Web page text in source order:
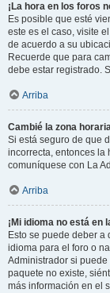
¡La hora en los foros
Es posible que esté
este es el caso, visite
de acuerdo a su
Recuerde que para
debe estar registrado.
Arriba
Cambié la zona
Si está seguro de que
incorrecta, entonces la
comuníquese con La
Arriba
¡Mi idioma no está en
Esto se puede deber
idioma para el foro o
Administrador si
paquete no existe,
más información en el